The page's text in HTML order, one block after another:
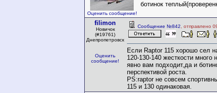
Оценить сообщение!
ботинок
filimon
Новичок
(#19761)
Днепропетровск
Оценить
сообщение!
Сообщение №842 , отправлено
Если Raptor 115 хорошо сел
120-130-140 жесткости много
явно вам подходит,да и
перспективой роста.
PS:raptor не совсем
115 и 130 одинаковая.